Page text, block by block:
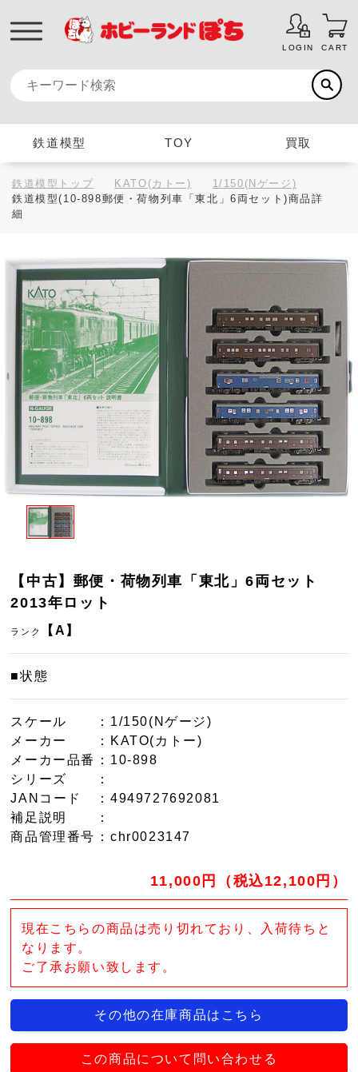
LOGIN CART
鉄道模型 TOY 買取
鉄道模型トップ KATO(カトー)
1/150(Nゲージ)
鉄道模型(10-898郵便・荷物列車「東北」6両セット)商品詳
細
【中古】郵便・荷物列車「東北」6両セット
2013年ロット
ランク 【A】
■状態
スケール
：1/150(Nゲージ)
メーカー
：KATO(カトー)
メーカー品番
：10-898
シリーズ
：
JANコード
：4949727692081
補足説明
：
商品管理番号 ：chr0023147
11,000円（税込12,100円）
現在こちらの商品は売り切れており、入荷待ちと
なります。
ご了承お願い致します。
その他の在庫商品はこちら
この商品について問い合わせる